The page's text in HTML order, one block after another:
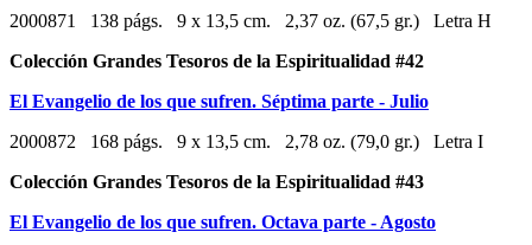
2000871 138 págs. 9 x 13,5 cm. 2,37 oz. (67,5 gr.) Letra H
Colección Grandes Tesoros de la Espiritualidad #42
El Evangelio de los que sufren. Séptima parte - Julio
2000872 168 págs. 9 x 13,5 cm. 2,78 oz. (79,0 gr.) Letra I
Colección Grandes Tesoros de la Espiritualidad #43
El Evangelio de los que sufren. Octava parte - Agosto